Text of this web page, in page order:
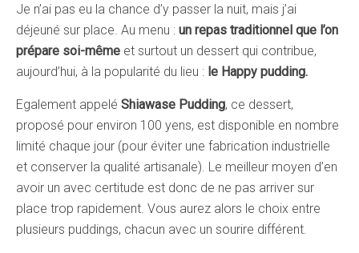
Je n’ai pas eu la chance d’y passer la nuit, mais j’ai
déjeuné sur place. Au menu : un repas traditionnel que l’on
prépare soi-même et surtout un dessert qui contribue,
aujourd’hui, à la popularité du lieu : le Happy pudding.
Egalement appelé Shiawase Pudding, ce dessert,
proposé pour environ 100 yens, est disponible en nombre
limité chaque jour (pour éviter une fabrication industrielle
et conserver la qualité artisanale). Le meilleur moyen d’en
avoir un avec certitude est donc de ne pas arriver sur
place trop rapidement. Vous aurez alors le choix entre
plusieurs puddings, chacun avec un sourire différent.